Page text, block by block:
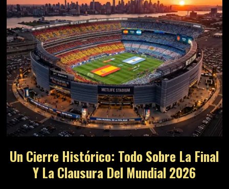
Un Cierre Histórico: Todo Sobre La Final
Y La Clausura Del Mundial 2026